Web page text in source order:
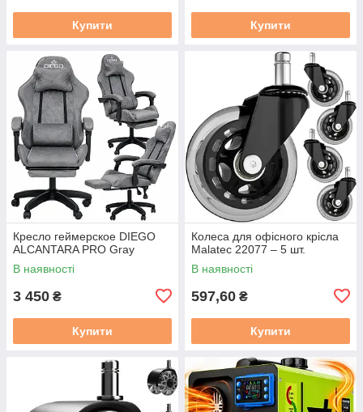
Купити Купити
Кресло геймерское DIEGO
ALCANTARA PRO Gray
В наявності
3 450 ₴
Купити
Колеса для офісного крісла
Malatec 22077 – 5 шт.
В наявності
597,60 ₴
Купити